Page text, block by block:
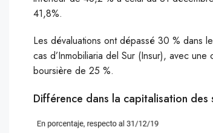
41,8%.
Les dévaluations ont dépassé 30 % dans
cas d’Inmobiliaria del Sur (Insur), avec
boursière de 25 %.
Différence dans la capitalisation